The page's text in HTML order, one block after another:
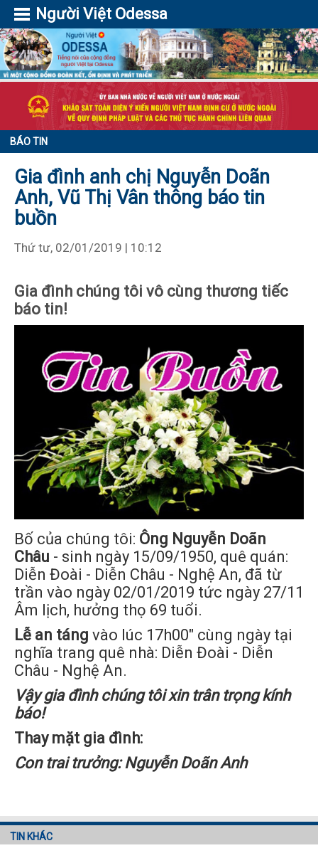
Người Việt Odessa
BÁO TIN
Gia đình anh chị Nguyễn Doãn
Anh, Vũ Thị Vân thông báo tin
buồn
Thứ tư, 02/01/2019 | 10:12
Gia đình chúng tôi vô cùng thương tiếc
báo tin!
Bố của chúng tôi: Ông Nguyễn Doãn
Châu - sinh ngày 15/09/1950, quê quán:
Diễn Đoài - Diễn Châu - Nghệ An, đã từ
trần vào ngày 02/01/2019 tức ngày 27/11
Âm lịch, hưởng thọ 69 tuổi.
Lễ an táng vào lúc 17h00" cùng ngày tại
nghĩa trang quê nhà: Diễn Đoài - Diễn
Châu - Nghệ An.
Vậy gia đình chúng tôi xin trân trọng kính
báo!
Thay mặt gia đình:
Con trai trưởng: Nguyễn Doãn Anh
TIN KHÁC